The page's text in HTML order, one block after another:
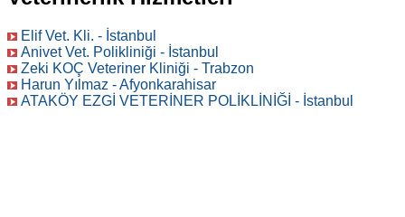
Elif Vet. Kli. - İstanbul
Anivet Vet. Polikliniği - İstanbul
Zeki KOÇ Veteriner Kliniği - Trabzon
Harun Yılmaz - Afyonkarahisar
ATAKÖY EZGİ VETERİNER POLİKLİNİĞİ - İstanbul